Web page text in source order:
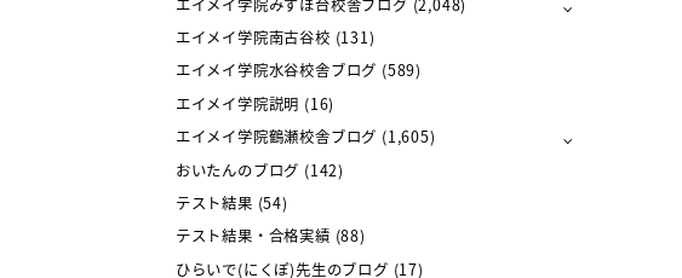
エイメイ学院南古谷校 (131)
エイメイ学院水谷校舎ブログ (589)
エイメイ学院説明 (16)
エイメイ学院鶴瀬校舎ブログ (1,605)
おいたんのブログ (142)
テスト結果 (54)
テスト結果・合格実績 (88)
ひらいで(にくぽ)先生のブログ (17)